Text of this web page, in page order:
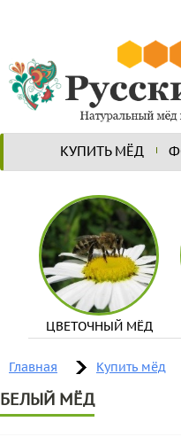
КУПИТЬ МЁД
ЦВЕТОЧНЫЙ МЁД
Главная Купить мёд
БЕЛЫЙ МЁД